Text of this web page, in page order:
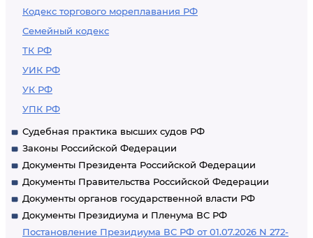
Кодекс торгового мореплавания РФ
Семейный кодекс
ТК РФ
УИК РФ
УК РФ
УПК РФ
Судебная практика высших судов РФ
Законы Российской Федерации
Документы Президента Российской Федерации
Документы Правительства Российской Федерации
Документы органов государственной власти РФ
Документы Президиума и Пленума ВС РФ
Постановление Президиума ВС РФ от 01.07.2026 N 272-